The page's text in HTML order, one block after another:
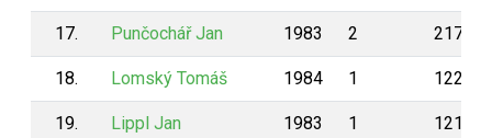
17. Punčochář Jan 1983 2 217
18. Lomský Tomáš 1984 1 122
19. Lippl Jan 1983 1 121